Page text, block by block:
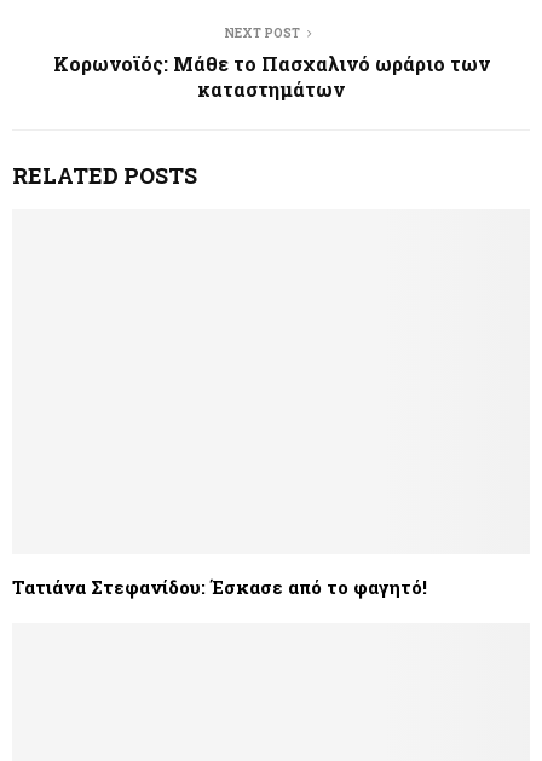
NEXT POST
Κορωνοϊός: Μάθε το Πασχαλινό ωράριο των
καταστημάτων
RELATED POSTS
Τατιάνα Στεφανίδου: Έσκασε από το φαγητό!